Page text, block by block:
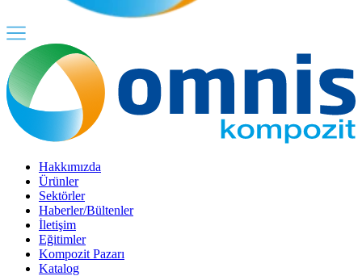
Hakkımızda
Ürünler
Sektörler
Haberler/Bültenler
İletişim
Eğitimler
Kompozit Pazarı
Katalog